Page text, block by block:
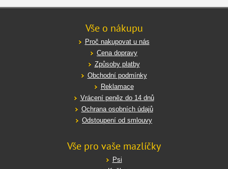
Vše o nákupu
Proč nakupovat u nás
Cena dopravy
Způsoby platby
Obchodní podmínky
Reklamace
Vrácení peněz do 14 dnů
Ochrana osobních údajů
Odstoupení od smlouvy
Vše pro vaše mazlíčky
Psi